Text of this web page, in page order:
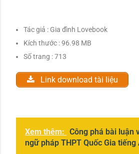
Tác giả : Gia đình Lovebook
Kích thước : 96.98 MB
Số trang : 713
Link download tài liệu
Xem thêm: Công phá bài luận
ngữ pháp THPT Quốc Gia tiếng